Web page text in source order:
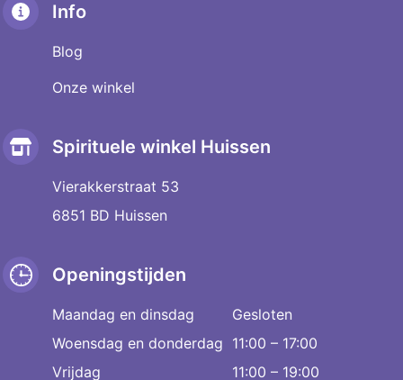
Info
Blog
Onze winkel
Spirituele winkel Huissen
Vierakkerstraat 53
6851 BD Huissen
Openingstijden
Maandag en dinsdag
Gesloten
Woensdag en donderdag 11:00 – 17:00
Vrijdag
11:00 – 19:00